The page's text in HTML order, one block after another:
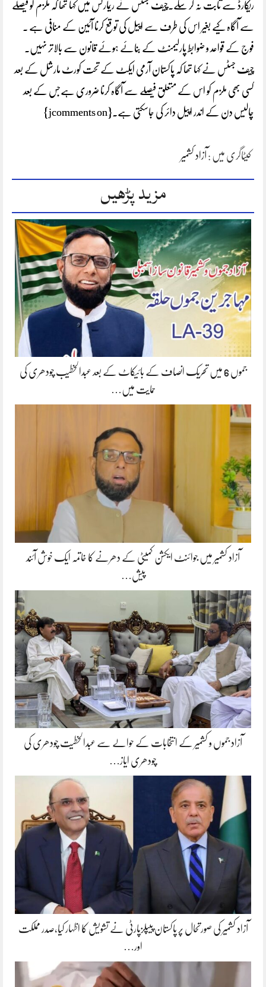
ریکارڈ سے ثابت نہ کر سکے۔چیف جسٹس نے ریمارکس میں کہا تھا کہ ملزم کو فیصلے
سے آگاہ کیے بغیر اس کی طرف سے اپیل کی توقع کرنا آئین کے منافی ہے ۔
فوج کے قواعد و ضوابط پارلیمنٹ کے بنائے ہوئے قانون سے بالاتر نہیں۔
چیف جسٹس نے کہا تھا کہ پاکستان آرمی ایکٹ کے تحت کورٹ مارشل کے بعد
کسی بھی ملزم کو اس کے متعلق فیصلے سے آگاہ کرنا ضروری ہےجس کے بعد
چالیس دن کے اندر اپیل دائر کی جاسکتی ہے۔{jcomments on}
کیٹاگری میں : آزاد کشمیر
مزید پڑھیں
جموں 6 میں تحریک انصاف کے بائیکاٹ کے بعد عبدالخطیب چودھری کی
حمایت میں…
آزاد کشمیر میں جوائنٹ ایکشن کمیٹی کے دھرنے کا خاتمہ ایک خوش آئند
پیش…
آزاد جموں و کشمیر کے انتخابات کے حوالے سے عبدالخطیت چودھری کی
چودھری ایاز…
آزاد کشمیر کی صورتحال پر پاکستان پیپلزپارٹی نے تشویش کا اظہار کیا،صدر مملکت
اور…